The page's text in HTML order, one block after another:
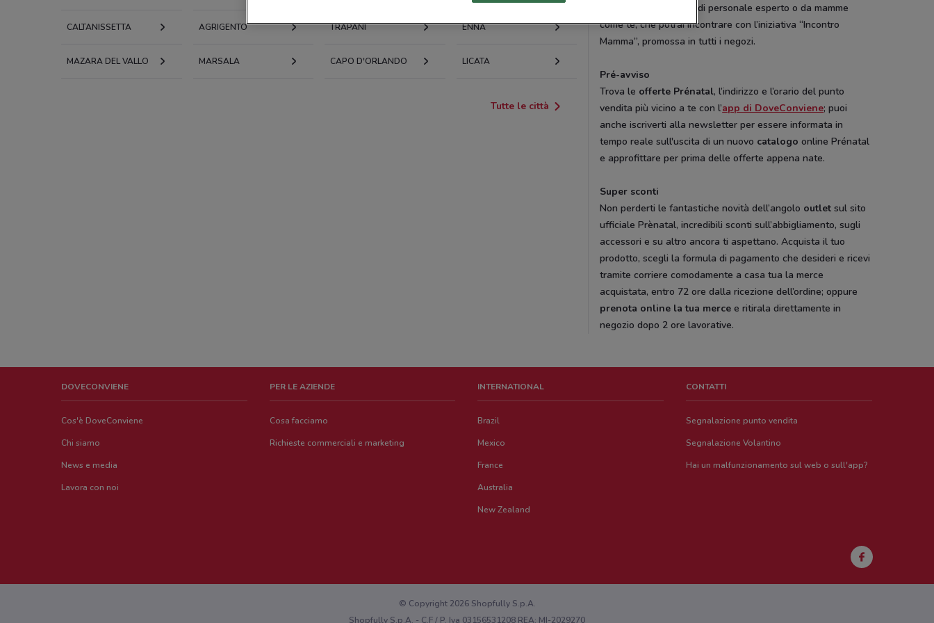
CALTANISSETTA AGRIGENTO TRAPANI ENNA
MAZARA DEL VALLO MARSALA CAPO D'ORLANDO LICATA
Tutte le città
tuo bambino da parte di personale esperto o da mamme
come te, che potrai incontrare con l’iniziativa “Incontro
Mamma”, promossa in tutti i negozi.
Pré-avviso
Trova le offerte Prénatal, l’indirizzo e l’orario del punto
vendita più vicino a te con l’app di DoveConviene; puoi
anche iscriverti alla newsletter per essere informata in
tempo reale sull'uscita di un nuovo catalogo online Prénatal
e approfittare per prima delle offerte appena nate.
Super sconti
Non perderti le fantastiche novità dell’angolo outletsul sito
ufficiale Prènatal, incredibili sconti sull’abbigliamento, sugli
accessori e su altro ancora ti aspettano. Acquista il tuo
prodotto, scegli la formula di pagamento che desideri e ricevi
tramite corriere comodamente a casa tua la merce
acquistata, entro 72 ore dalla ricezione dell’ordine; oppure
prenota online la tua merce e ritirala direttamente in
negozio dopo 2 ore lavorative.
DOVECONVIENE
Cos'è DoveConviene
Chi siamo
News e media
Lavora con noi
PER LE AZIENDE
Cosa facciamo
Richieste commerciali e marketing
INTERNATIONAL
Brazil
Mexico
France
Australia
New Zealand
CONTATTI
Segnalazione punto vendita
Segnalazione Volantino
Hai un malfunzionamento sul web o sull'app?
© Copyright 2026 Shopfully S.p.A.
Shopfully S.p.A. - C.F / P. Iva 03156531208 REA: MI-2029270